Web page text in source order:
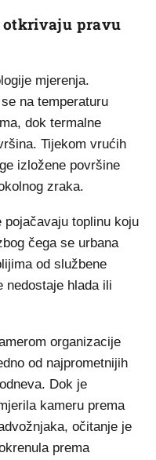
otkrivaju pravu
mjerenja.
na temperaturu
dok termalne
Tijekom vrućih
izložene površine
zraka.
toplinu koju
čega se urbana
od službene
nedostaje hlada ili
organizacije
od najprometnijih
Dok je
kameru prema
očitanje je
prema